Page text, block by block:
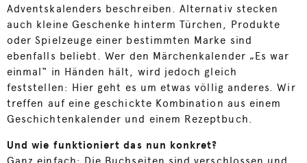
Adventskalenders beschreiben. Alternativ stecken
auch kleine Geschenke hinterm Türchen, Produkte
oder Spielzeuge einer bestimmten Marke sind
ebenfalls beliebt. Wer den Märchenkalender „Es war
einmal“ in Händen hält, wird jedoch gleich
feststellen: Hier geht es um etwas völlig anderes. Wir
treffen auf eine geschickte Kombination aus einem
Geschichtenkalender und einem Rezeptbuch.
Und wie funktioniert das nun konkret?